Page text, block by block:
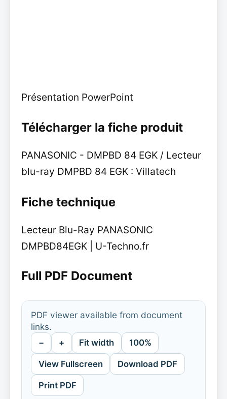
Présentation PowerPoint
Télécharger la fiche produit
PANASONIC - DMPBD 84 EGK / Lecteur
blu-ray DMPBD 84 EGK : Villatech
Fiche technique
Lecteur Blu-Ray PANASONIC
DMPBD84EGK | U-Techno.fr
Full PDF Document
PDF viewer available from document
links.
− + Fit width 100%
View Fullscreen Download PDF
Print PDF